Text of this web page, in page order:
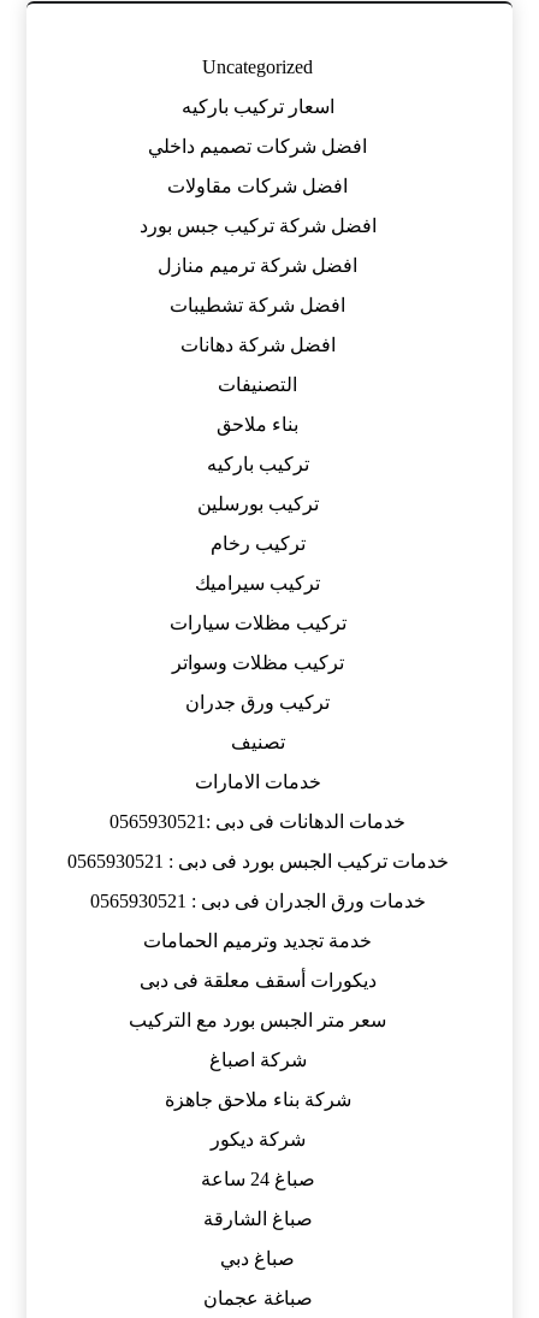
Uncategorized
اسعار تركيب باركيه
افضل شركات تصميم داخلي
افضل شركات مقاولات
افضل شركة تركيب جبس بورد
افضل شركة ترميم منازل
افضل شركة تشطيبات
افضل شركة دهانات
التصنيفات
بناء ملاحق
تركيب باركيه
تركيب بورسلين
تركيب رخام
تركيب سيراميك
تركيب مظلات سيارات
تركيب مظلات وسواتر
تركيب ورق جدران
تصنيف
خدمات الامارات
خدمات الدهانات فى دبى :0565930521
خدمات تركيب الجبس بورد فى دبى : 0565930521
خدمات ورق الجدران فى دبى : 0565930521
خدمة تجديد وترميم الحمامات
ديكورات أسقف معلقة فى دبى
سعر متر الجبس بورد مع التركيب
شركة اصباغ
شركة بناء ملاحق جاهزة
شركة ديكور
صباغ 24 ساعة
صباغ الشارقة
صباغ دبي
صباغة عجمان